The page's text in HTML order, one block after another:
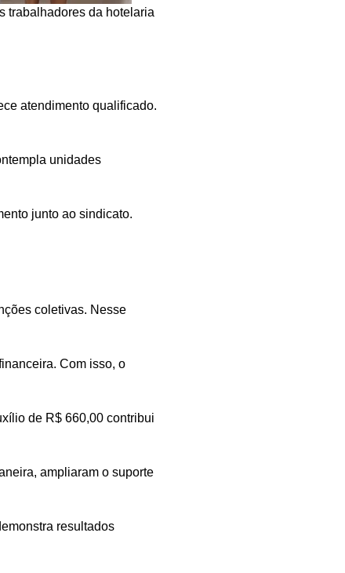
trabalhadores da hotelaria
atendimento qualificado.
unidades
junto ao sindicato.
coletivas. Nesse
Com isso, o
de R$ 660,00 contribui
ampliaram o suporte
resultados